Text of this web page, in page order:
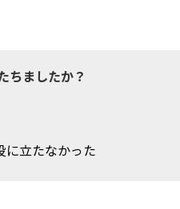
ちましたか？
に立たなかった